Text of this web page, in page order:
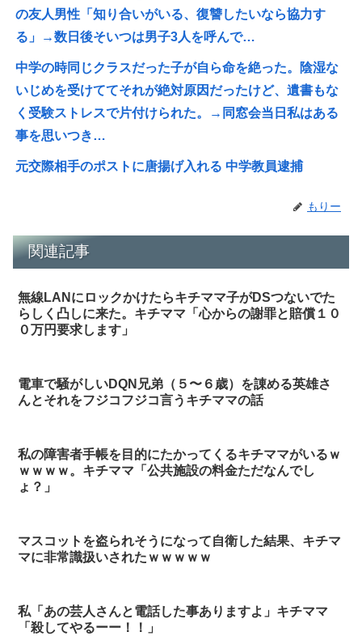
の友人男性「知り合いがいる、復讐したいなら協力す
る」→数日後そいつは男子3人を呼んで…
中学の時同じクラスだった子が自ら命を絶った。陰湿な
いじめを受けててそれが絶対原因だったけど、遺書もな
く受験ストレスで片付けられた。→同窓会当日私はある
事を思いつき…
元交際相手のポストに唐揚げ入れる 中学教員逮捕
もりー
関連記事
無線LANにロックかけたらキチママ子がDSつないでた
らしく凸しに来た。キチママ「心からの謝罪と賠償１０
０万円要求します」
電車で騒がしいDQN兄弟（５〜６歳）を諌める英雄さ
んとそれをフジコフジコ言うキチママの話
私の障害者手帳を目的にたかってくるキチママがいるｗ
ｗｗｗｗ。キチママ「公共施設の料金ただなんでし
ょ？」
マスコットを盗られそうになって自衛した結果、キチマ
マに非常識扱いされたｗｗｗｗｗ
私「あの芸人さんと電話した事ありますよ」キチママ
「殺してやるーー！！」